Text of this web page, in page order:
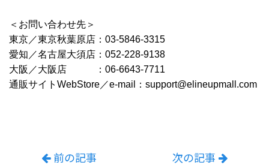
＜お問い合わせ先＞
東京／東京秋葉原店：03-5846-3315
愛知／名古屋大須店：052-228-9138
大阪／大阪店 ：06-6643-7711
通販サイトWebStore／e-mail：support@elineupmall.com
前の記事 次の記事